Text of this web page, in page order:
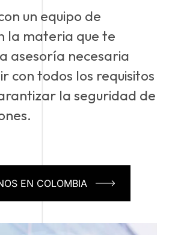
un equipo de
la materia que te
asesoría necesaria
con todos los requisitos
la seguridad de
EN COLOMBIA